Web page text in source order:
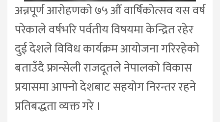
अन्नपूर्ण आरोहणको ७५ औँ वार्षिकोत्सव यस वर्ष
परेकाले वर्षभरि पर्वतीय विषयमा केन्द्रित रहेर
दुई देशले विविध कार्यक्रम आयोजना गरिरहेको
बताउँदै फ्रान्सेली राजदूतले नेपालको विकास
प्रयासमा आफ्नो देशबाट सहयोग निरन्तर रहने
प्रतिबद्धता व्यक्त गरे ।